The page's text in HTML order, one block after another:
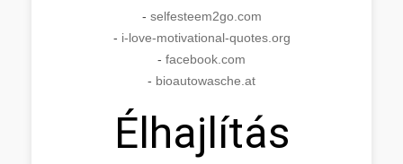
- selfesteem2go.com
- i-love-motivational-quotes.org
- facebook.com
- bioautowasche.at
Élhajlítás